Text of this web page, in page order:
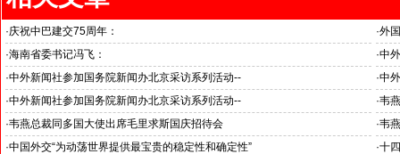
·庆祝中巴建交75周年：
韦燕总裁同多国大使出席巴基斯坦驻华大使馆举办“芒果节”
·外
·海南省委书记冯飞：
海南自贸港封关半年开启中国对外开放新篇章
·中
“科
·中外新闻社参加国务院新闻办北京采访系列活动--
见证科技创新和产业创新高质量发展
·中
小
·中外新闻社参加国务院新闻办北京采访系列活动--
北京人形机器人创新中心打造具有全球影响力的应用示范高地
·韦
·韦燕总裁同多国大使出席毛里求斯国庆招待会 ·韦
·中国外交“为动荡世界提供最宝贵的稳定性和确定性”
·十